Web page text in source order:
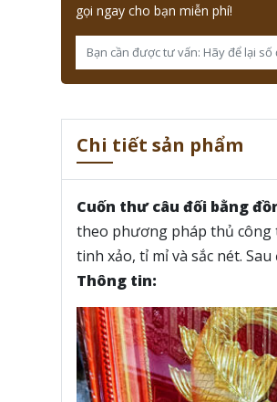
gọi ngay cho bạn miễn phí!
Chi tiết sản phẩm
Cuốn thư câu đối bằng
theo phương pháp thủ công
tinh xảo, tỉ mỉ và sắc nét.
Thông tin: